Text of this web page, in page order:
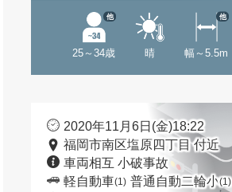
25～34歳
他
晴 幅～5.5m
他
2020年11月6日(金)18:22
福岡市南区塩原四丁目 付近
車両相互 小破事故
軽自動車(1) 普通自動二輪小(1)